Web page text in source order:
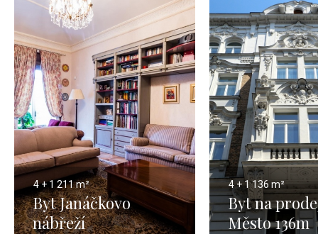
4 + 1 211 m²
Byt Janáčkovo
nábřeží
4 + 1136 m²
Byt na
Město 136m